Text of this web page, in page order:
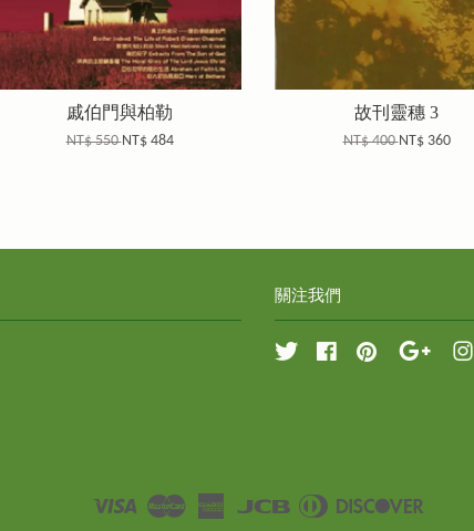
戚伯門與柏勒
NT$ 550NT$ 484
故刊靈穗 3
NT$ 400NT$ 360
關注我們
Twitter FacebookPinterest Google
Visa Master
American
JCB
Diners